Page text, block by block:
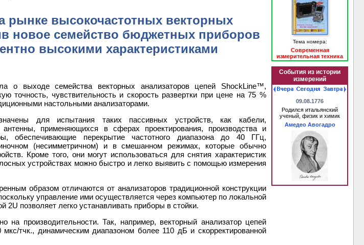
рынке высокочастотных векторных
новое семейство бюджетных приборов
высокими характеристиками
о выходе семейства векторных анализаторов цепей ShockLine™,
точность, чувствительность и скорость развертки при цене на 75 %
настольными анализаторами.
для испытания таких пассивных устройств, как кабели,
применяющихся в сферах проектирования, производства и
обеспечивающие перекрытие частотного диапазона до 40 ГГц,
(несимметричном) и в смешанном режимах, которые обычно
Кроме того, они могут использоваться для снятия характеристик
устройствах можно быстро и легко выявить с помощью измерения
образом отличаются от анализаторов традиционной конструкции
управление ими осуществляется через компьютер по локальной
позволяет легко устанавливать приборы в стойки.
на производительности. Так, например, векторный анализатор цепей
тчк., динамическим диапазоном более 110 дБ и скорректированной
Тема номера:
Современная
измерительная техника
События из истории
измерений
09.08.1776
Родился итальянский
ученый, физик и химик
Амедео Авогадро